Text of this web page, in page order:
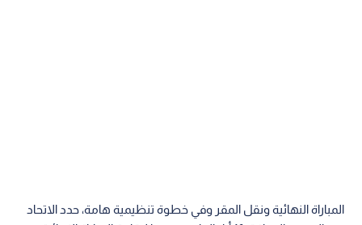
المباراة النهائية ونقل المقر وفي خطوة تنظيمية هامة، حدد الاتحاد